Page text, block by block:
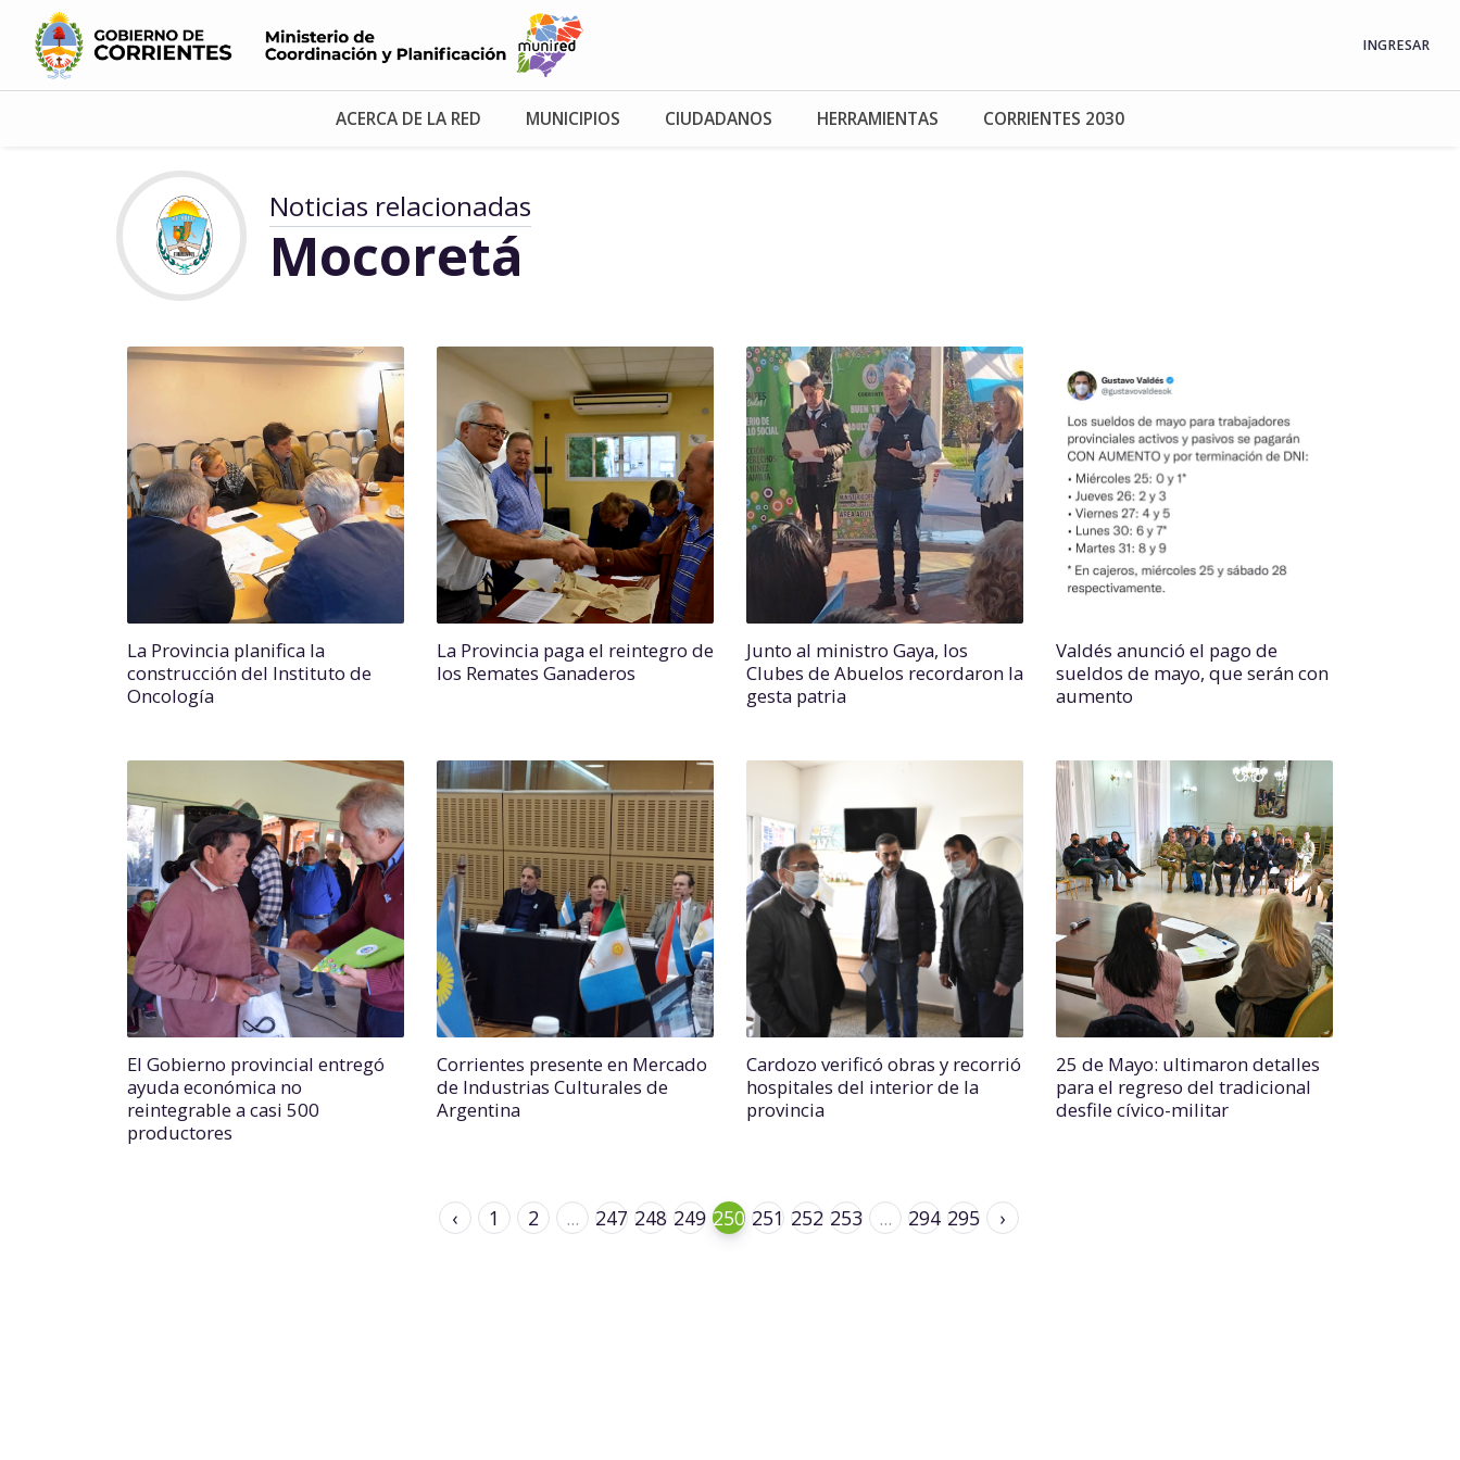
INGRESAR
ACERCA DE LA RED MUNICIPIOS CIUDADANOS HERRAMIENTAS CORRIENTES 2030
Noticias relacionadas
Mocoretá
La Provincia planifica la
construcción del Instituto de
Oncología
La Provincia paga el reintegro de
los Remates Ganaderos
Junto al ministro Gaya, los
Clubes de Abuelos recordaron la
gesta patria
Valdés anunció el pago de
sueldos de mayo, que serán con
aumento
El Gobierno provincial entregó
ayuda económica no
reintegrable a casi 500
productores
Corrientes presente en Mercado
de Industrias Culturales de
Argentina
Cardozo verificó obras y recorrió
hospitales del interior de la
provincia
25 de Mayo: ultimaron detalles
para el regreso del tradicional
desfile cívico-militar
‹ 1 2 ... 247 248 249 250 251 252 253 ... 294 295 ›